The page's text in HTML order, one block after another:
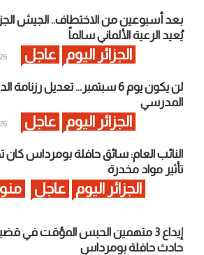
بعد أسبوعين من الاختطاف.. الجيش
يُعيد الرعية الألماني سالماً
الجزائر اليوم عاجل 08
لن يكون يوم 6 سبتمبر… تعديل رزنامة
المدرسي
الجزائر اليوم عاجل 08
النائب العام: سائق حافلة بومرداس
تأثير مواد مخدرة
الجزائر اليوم عاجل
إيداع 3 متهمين الحبس المؤقت في
حادث حافلة بومرداس